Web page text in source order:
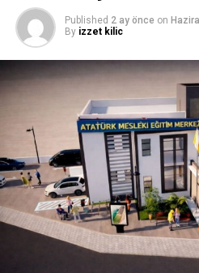
değerlendirmesinde bulundu.
İLGİLİ KONU:
Birkibris.com
KAÇIRMAYIN
Birkibris.com
Published 2 ay önce on
By izzet kilic